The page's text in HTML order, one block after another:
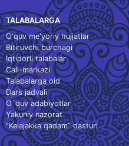
TALABALARGA
O‘quv me'yoriy hujjatlar
Bitiruvchi burchagi
Iqtidorli talabalar
Call-markazi
Talabalarga oid
Dars jadvali
O`quv adabiyotlar
Yakuniy nazorat
“Kelajakka qadam” dasturi